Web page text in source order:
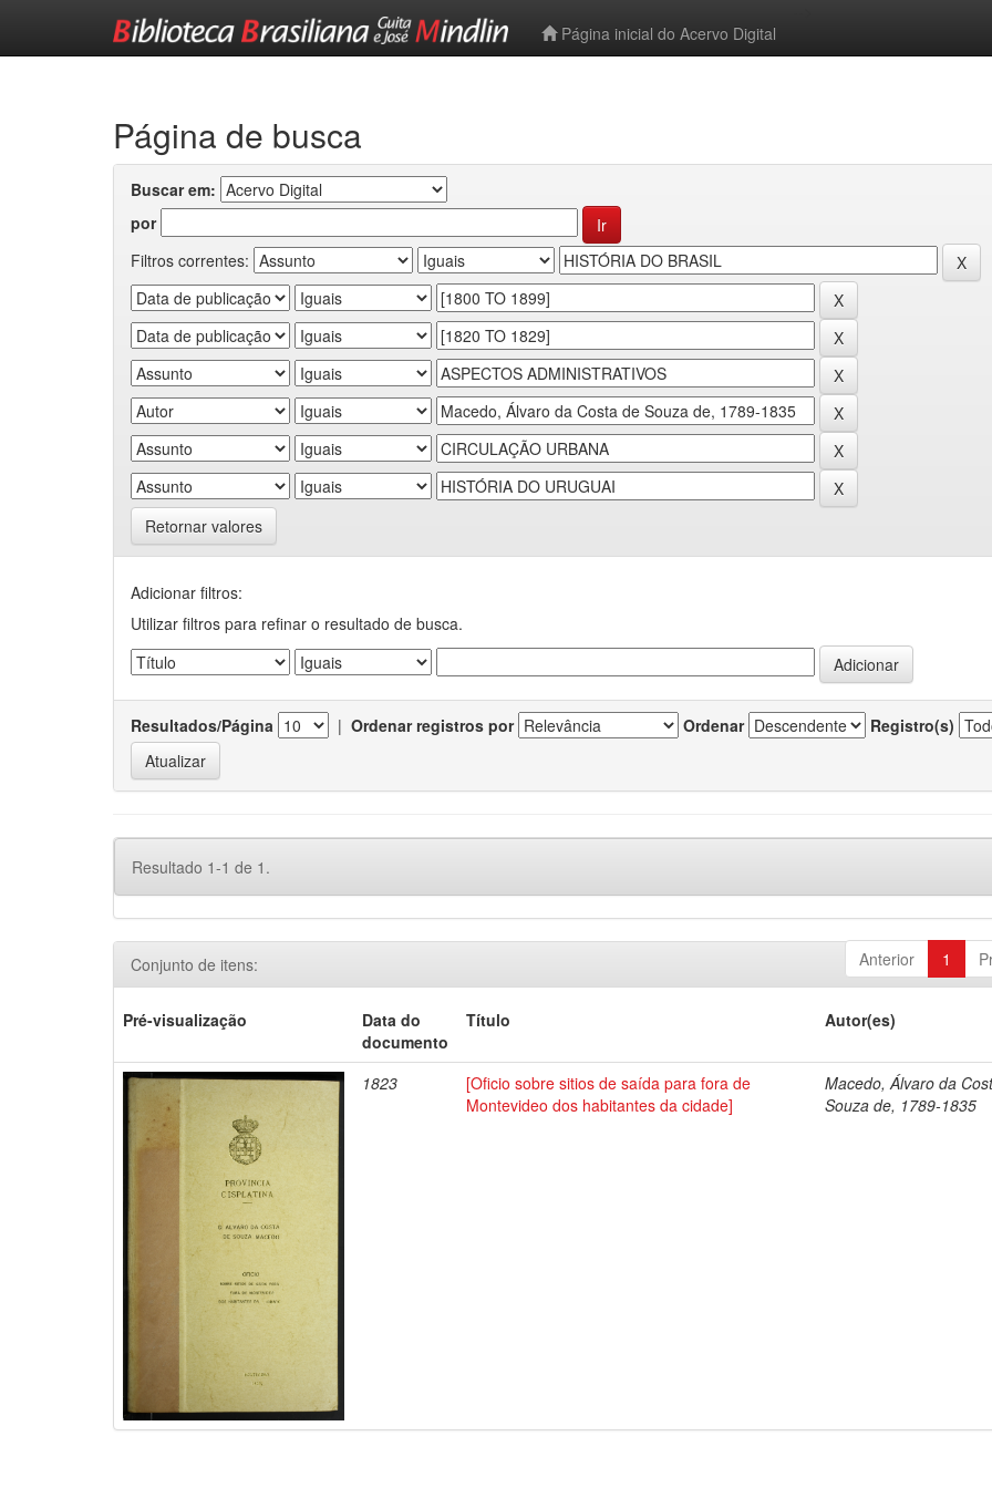
Página inicial do Acervo Digital
Página de busca
Buscar em:
por
Filtros correntes:
Retornar valores
Adicionar filtros:
Utilizar filtros para refinar o resultado de busca.
Resultados/Página | Ordenar registros por Ordenar Registro(s)
Resultado 1-1 de 1.
Anterior 1
Conjunto de itens:
Pré-visualização
Data do
documento
Título Autor(es)
1823
[Oficio sobre sitios de saída para fora de
Montevideo dos habitantes da cidade]
Macedo, Álvaro da
Souza de, 1789-1835